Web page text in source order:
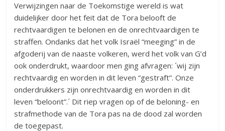
Verwijzingen naar de Toekomstige wereld is wat
duidelijker door het feit dat de Tora belooft de
rechtvaardigen te belonen en de onrechtvaardigen te
straffen. Ondanks dat het volk Israël “meeging” in de
afgoderij van de naaste volkeren, werd het volk van G’d
ook onderdrukt, waardoor men ging afvragen: ´wij zijn
rechtvaardig en worden in dit leven “gestraft”. Onze
onderdrukkers zijn onrechtvaardig en worden in dit
leven “beloont”.´ Dit riep vragen op of de beloning- en
strafmethode van de Tora pas na de dood zal worden
de toegepast.